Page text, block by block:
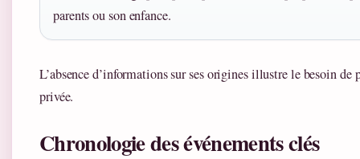
parents ou son enfance.
L’absence d’informations sur ses origines illustre le besoin de
privée.
Chronologie des événements clés